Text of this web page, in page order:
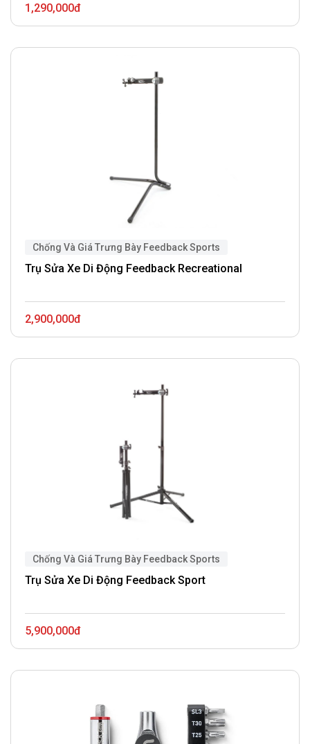
1,290,000đ
Chống Và Giá Trưng Bày Feedback Sports
Trụ Sửa Xe Di Động Feedback Recreational
2,900,000đ
Chống Và Giá Trưng Bày Feedback Sports
Trụ Sửa Xe Di Động Feedback Sport
5,900,000đ